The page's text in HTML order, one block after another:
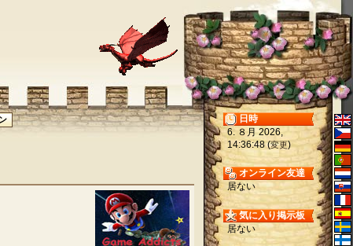
日時
6. ８月 2026,
14:36:48 (変更)
オンライン友達
居ない
気に入り掲示板
居ない